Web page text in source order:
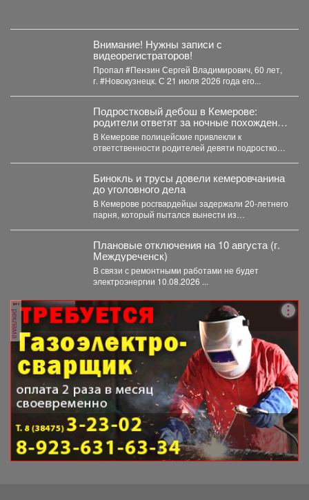
Внимание! Нужны записи с
видеорегистраторов!
Пропал #Пензин Сергей Владимирович, 60 лет,
г. #Новокузнецк. С 21 июля 2026 года его...
Подростковый дебош в Кемерове:
родители ответят за ночные похождения
детей
В Кемерове полицейские привлекли к
ответственности родителей девяти подростков.
Бинокль и трусы довели кемеровчанина
до уголовного дела
В Кемерове росгвардейцы задержали 20-летнего
парня, который пытался вынести из
Плановые отключения на 10 августа (г.
Междуреченск)
В связи с ремонтными работами не будет
электроэнергии 10.08.2026 ...
реклама